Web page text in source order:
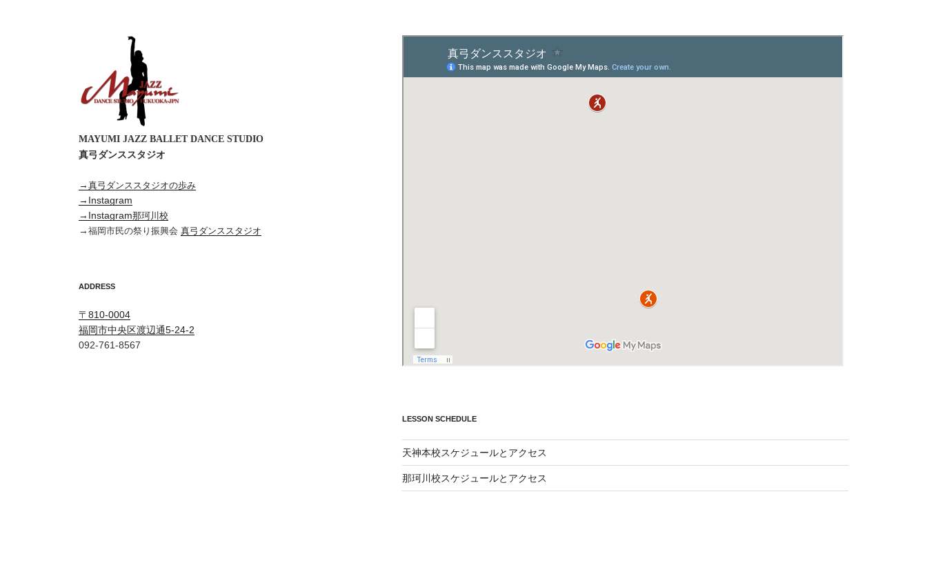
MAYUMI JAZZ BALLET DANCE STUDIO
真弓ダンススタジオ
→ 真弓ダンススタジオの歩み
→Instagram
→Instagram那珂川校
→ 福岡市民の祭り振興会 真弓ダンススタジオ
ADDRESS
〒810-0004
福岡市中央区渡辺通5-24-2
092-761-8567
LESSON SCHEDULE
天神本校スケジュールとアクセス
那珂川校スケジュールとアクセス